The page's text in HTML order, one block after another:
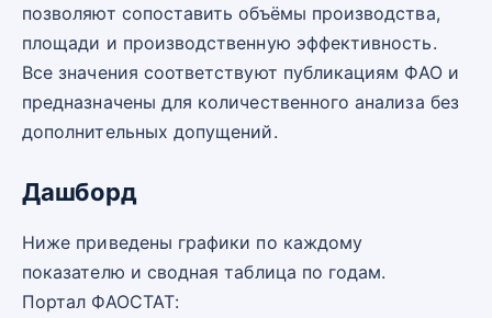
позволяют сопоставить объёмы производства,
площади и производственную эффективность.
Все значения соответствуют публикациям ФАО и
предназначены для количественного анализа без
дополнительных допущений.
Дашборд
Ниже приведены графики по каждому
показателю и сводная таблица по годам.
Портал ФАОСТАТ: